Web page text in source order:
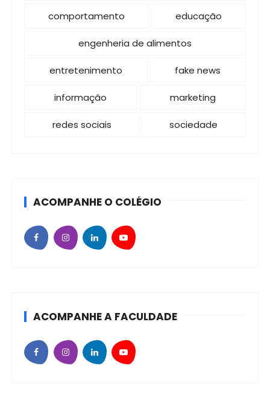
comportamento educação
engenheria de alimentos
entretenimento fake news
informação marketing
redes sociais sociedade
ACOMPANHE O COLÉGIO
ACOMPANHE A FACULDADE